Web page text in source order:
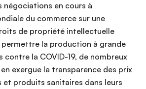
négociations en cours à
du commerce sur une
de propriété intellectuelle
permettre la production à grande
contre la COVID-19, de nombreux
exergue la transparence des prix
et produits sanitaires dans leurs